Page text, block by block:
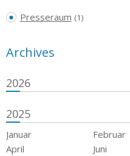
Presseraum (1)
Archives
2026
2025
Januar Februar
April
Juni